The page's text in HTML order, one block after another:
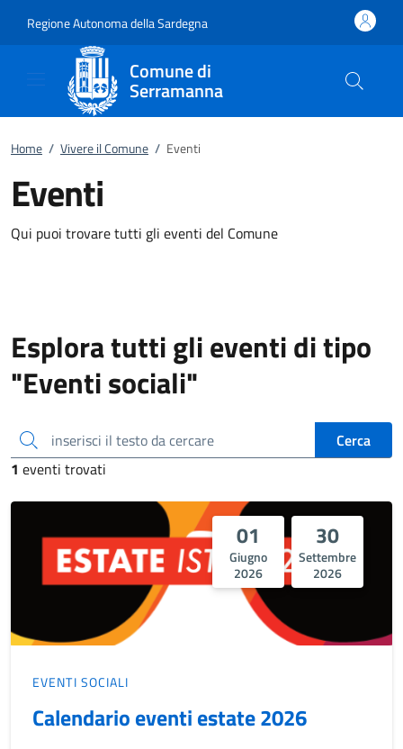
Regione Autonoma della Sardegna
Comune di
Serramanna
Home / Vivere il Comune / Eventi
Eventi
Qui puoi trovare tutti gli eventi del Comune
Esplora tutti gli eventi di tipo
"Eventi sociali"
inserisci il testo da cercare
Cerca
1 eventi trovati
01
Giugno
2026
30
Settembre
2026
EVENTI SOCIALI
Calendario eventi estate 2026